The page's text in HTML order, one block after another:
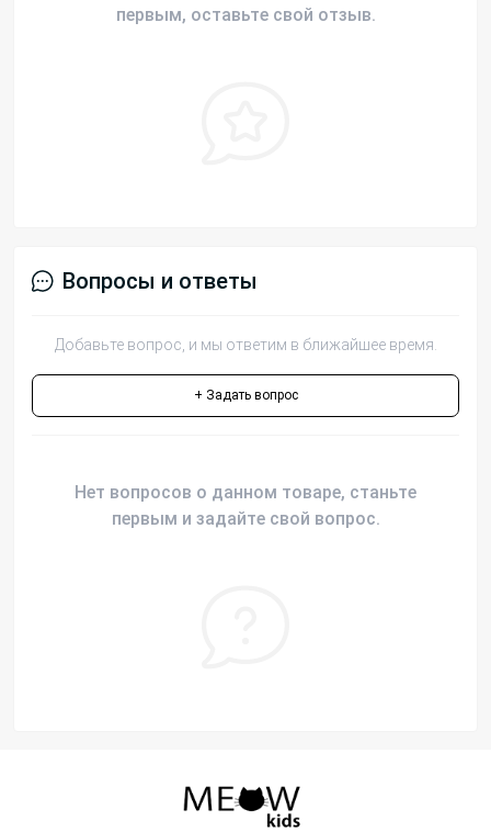
первым, оставьте свой отзыв.
Вопросы и ответы
Добавьте вопрос, и мы ответим в ближайшее время.
+ Задать вопрос
Нет вопросов о данном товаре, станьте
первым и задайте свой вопрос.